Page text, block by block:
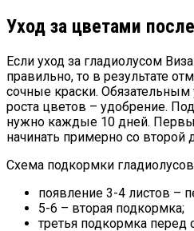
Уход за цветами
Если уход за гладиолусом
правильно, то в результате
сочные краски.
роста цветов – удобрение.
нужно каждые 10 дней.
начинать примерно со
Схема подкормки
появление 3-4 листов –
5-6 – вторая подкормка;
третья подкормка